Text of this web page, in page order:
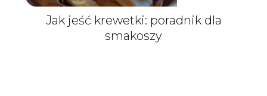
Jak jeść krewetki: poradnik dla
smakoszy